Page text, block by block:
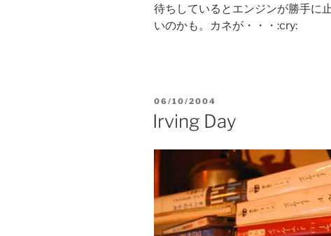
待ちしているとエンジンが勝手に
いのかも。カネが・・・:cry:
POSTED
06/10/2004
Irving Day